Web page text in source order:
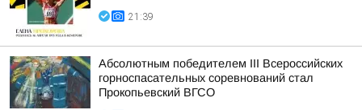
21:39
Абсолютным победителем III Всероссийских
горноспасательных соревнований стал
Прокопьевский ВГСО